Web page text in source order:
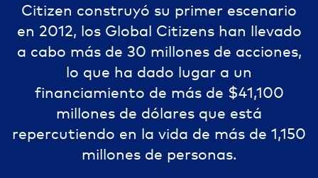
Citizen construyó su primer escenario
en 2012, los Global Citizens han llevado
a cabo más de 30 millones de acciones,
lo que ha dado lugar a un
financiamiento de más de $41,100
millones de dólares que está
repercutiendo en la vida de más de 1,150
millones de personas.